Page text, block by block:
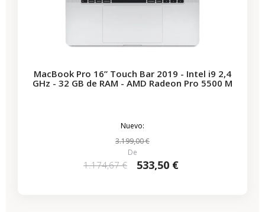
MacBook Pro 16” Touch Bar 2019 - Intel i9 2,4
GHz - 32 GB de RAM - AMD Radeon Pro 5500 M
Nuevo:
3.199,00 €
De
1.174,67 € 533,50 €